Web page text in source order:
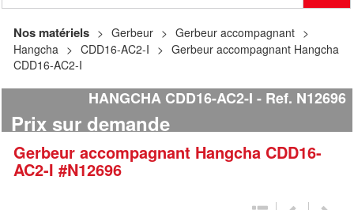
Nos matériels Gerbeur
Gerbeur accompagnant
Hangcha
CDD16-AC2-I
Gerbeur accompagnant Hangcha
CDD16-AC2-I
HANGCHA CDD16-AC2-I Ref. N12696
Prix sur demande
Gerbeur accompagnant Hangcha CDD16-
AC2-I #N12696